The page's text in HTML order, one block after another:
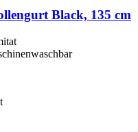
Black, 135 cm